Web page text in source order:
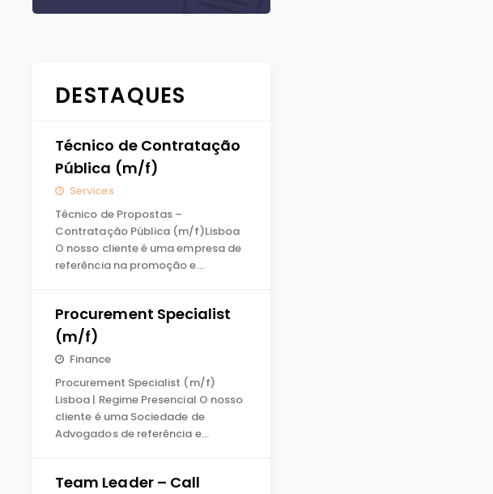
DESTAQUES
Técnico de Contratação
Pública (m/f)
Services
Técnico de Propostas –
Contratação Pública (m/f)Lisboa
O nosso cliente é uma empresa de
referência na promoção e…
Procurement Specialist
(m/f)
Finance
Procurement Specialist (m/f)
Lisboa | Regime Presencial O nosso
cliente é uma Sociedade de
Advogados de referência e…
Team Leader – Call